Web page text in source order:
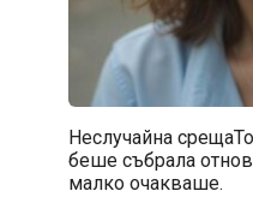
Неслучайна
беше събрала
малко очакваше.